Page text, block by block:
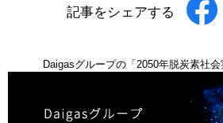
記事をシェアする
Daigasグループの「2050年脱炭素社